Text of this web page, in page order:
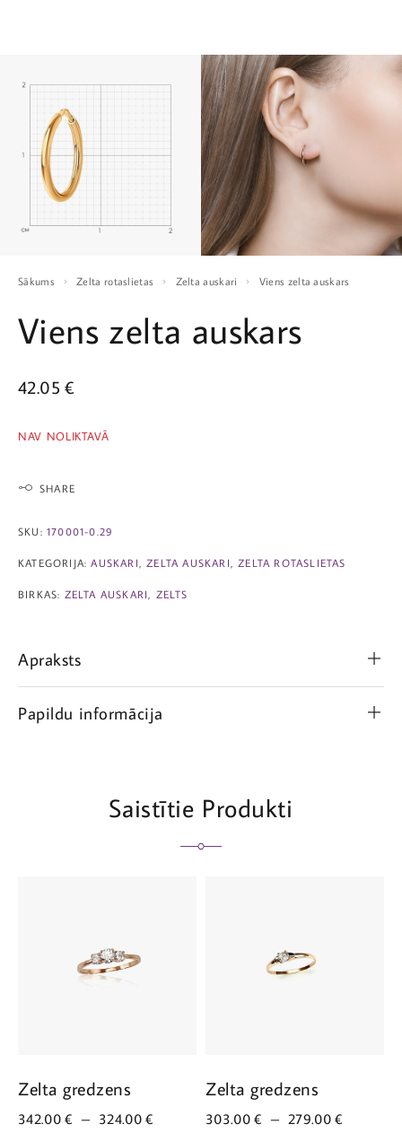
Sākums Zelta rotaslietas Zelta auskari Viens zelta auskars
Viens zelta auskars
42.05€
NAV NOLIKTAVĀ
SHARE
SKU: 170001-0.29
KATEGORIJA:AUSKARI ZELTA AUSKARI ZELTA ROTASLIETAS
BIRKAS: ZELTA AUSKARI ZELTS
Apraksts
Papildu informācija
Saistītie Produkti
Zelta gredzens
324.00€
–
342.00€
Zelta gredzens
279.00€
–
303.00€